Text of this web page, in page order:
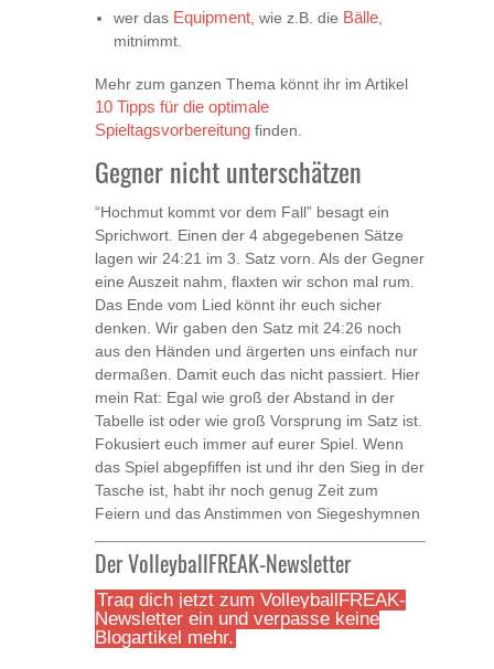
wer das Equipment , wie z.B. die Bälle
mitnimmt.
Mehr zum ganzen Thema könnt ihr im Artikel
10 Tipps für die optimale
Spieltagsvorbereitung finden.
Gegner nicht unterschätzen
“Hochmut kommt vor dem Fall” besagt ein
Sprichwort. Einen der 4 abgegebenen Sätze
lagen wir 24:21 im 3. Satz vorn. Als der Gegner
eine Auszeit nahm, flaxten wir schon mal rum.
Das Ende vom Lied könnt ihr euch sicher
denken. Wir gaben den Satz mit 24:26 noch
aus den Händen und ärgerten uns einfach nur
dermaßen. Damit euch das nicht passiert. Hier
mein Rat: Egal wie groß der Abstand in der
Tabelle ist oder wie groß Vorsprung im Satz ist.
Fokusiert euch immer auf eurer Spiel. Wenn
das Spiel abgepfiffen ist und ihr den Sieg in der
Tasche ist, habt ihr noch genug Zeit zum
Feiern und das Anstimmen von Siegeshymnen
Der VolleyballFREAK-Newsletter
Trag dich jetzt zum VolleyballFREAK-
Newsletter ein und verpasse keine
Blogartikel mehr.